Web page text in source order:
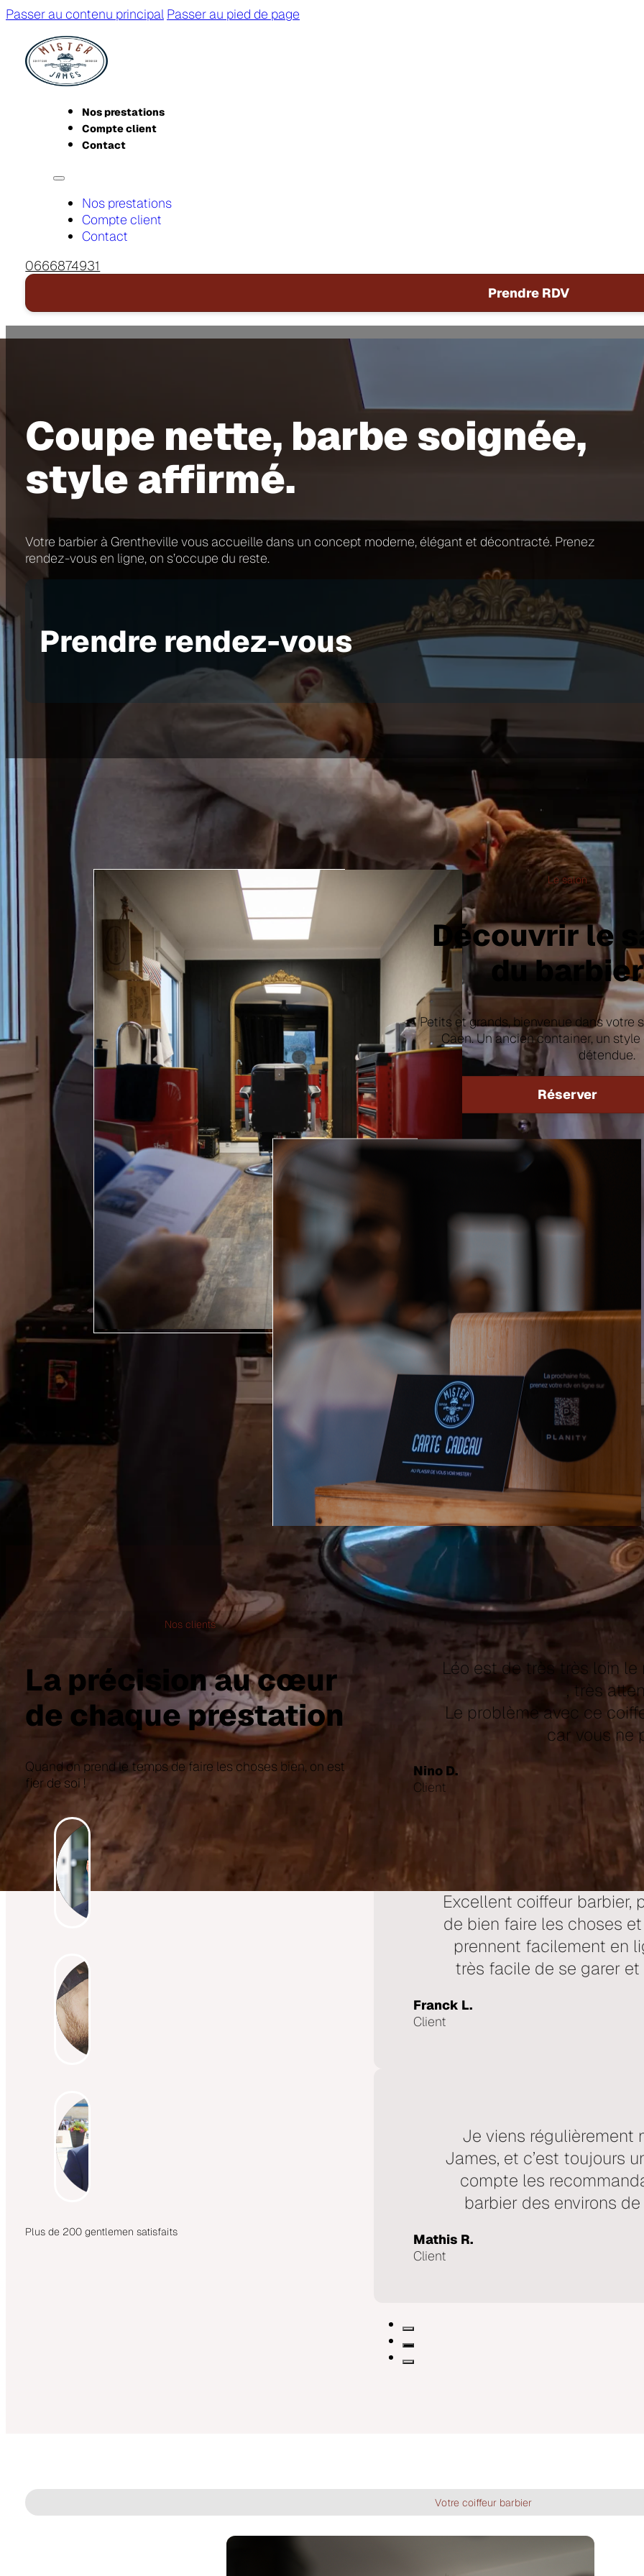
Passer au contenu principal Passer au pied de page
Nos prestations
Compte client
Contact
Nos prestations
Compte client
Contact
0666874931
Prendre RDV
Coupe nette, barbe soignée,
style affirmé.
Votre barbier à Grentheville vous accueille dans un concept moderne, élégant et décontracté. Prenez
rendez-vous en ligne, on s’occupe du reste.
Prendre rendez-vous
Le salon
Découvrir le
du barbier
Petits et grands, bienvenue dans votre
Caen. Un ancien container, un
détendue.
Réserver
Nos clients
La précision au cœur
de chaque prestation
Quand on prend le temps de faire les choses bien, on est
fier de soi !
Plus de 200 gentlemen satisfaits
Léo est de très très loin le
, très
Le problème avec ce
car vous ne
Nino D.
Client
Excellent coiffeur barbier,
de bien faire les choses
prennent facilement en
très facile de se garer
Franck L.
Client
Je viens régulièrement
James, et c’est toujours
compte les
barbier des environs
Mathis R.
Client
Votre coiffeur barbier